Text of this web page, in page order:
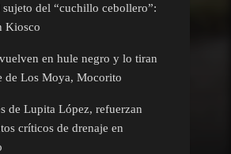
del “cuchillo cebollero”:
Kiosco
en hule negro y lo tiran
de Los Moya, Mocorito
de Lupita López, refuerzan
críticos de drenaje en